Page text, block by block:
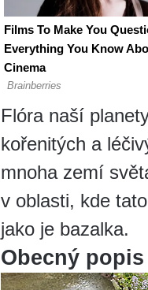
Flóra naší
kořenitých a
mnoha zemí
v oblasti, kde
jako je bazalka.
Obecný popis